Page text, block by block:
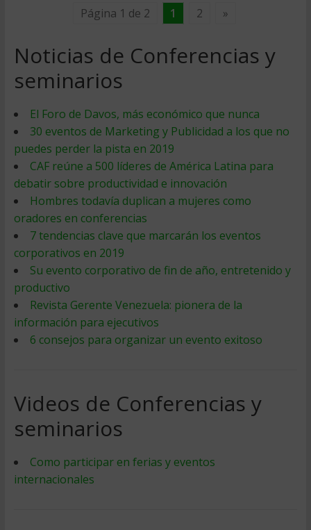
Página 1 de 2 1 2 »
Noticias de Conferencias y
seminarios
El Foro de Davos, más económico que nunca
30 eventos de Marketing y Publicidad a los que no
puedes perder la pista en 2019
CAF reúne a 500 líderes de América Latina para
debatir sobre productividad e innovación
Hombres todavía duplican a mujeres como
oradores en conferencias
7 tendencias clave que marcarán los eventos
corporativos en 2019
Su evento corporativo de fin de año, entretenido y
productivo
Revista Gerente Venezuela: pionera de la
información para ejecutivos
6 consejos para organizar un evento exitoso
Videos de Conferencias y
seminarios
Como participar en ferias y eventos
internacionales